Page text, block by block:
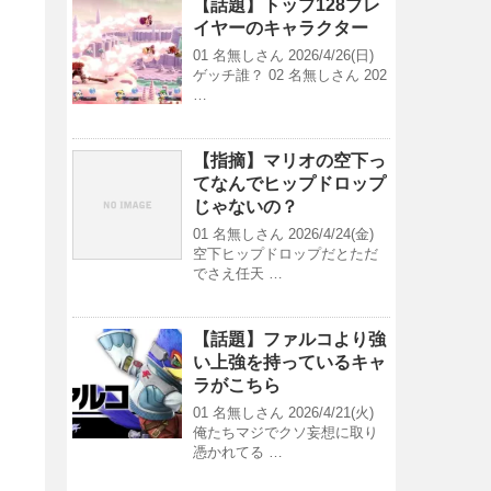
【話題】トップ128プレ
イヤーのキャラクター
01 名無しさん 2026/4/26(日)
ゲッチ誰？ 02 名無しさん 202
…
【指摘】マリオの空下っ
てなんでヒップドロップ
じゃないの？
01 名無しさん 2026/4/24(金)
空下ヒップドロップだとただ
でさえ任天 …
【話題】ファルコより強
い上強を持っているキャ
ラがこちら
01 名無しさん 2026/4/21(火)
俺たちマジでクソ妄想に取り
憑かれてる …